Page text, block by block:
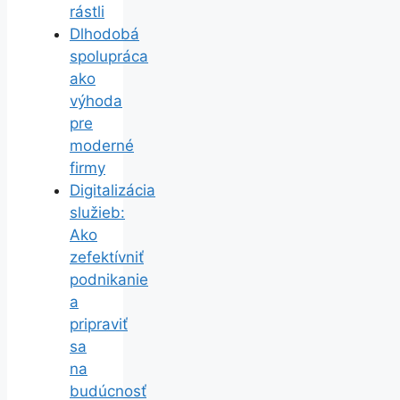
rástli
Dlhodobá
spolupráca
ako
výhoda
pre
moderné
firmy
Digitalizácia
služieb:
Ako
zefektívniť
podnikanie
a
pripraviť
sa
na
budúcnosť